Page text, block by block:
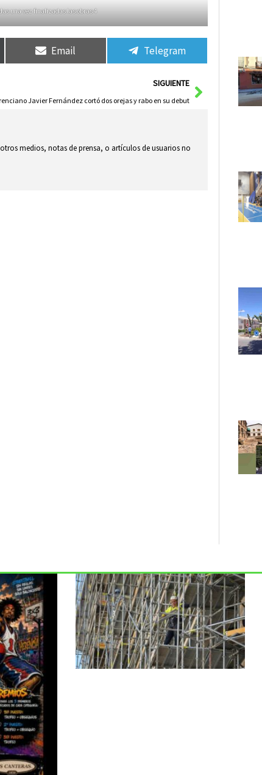
una vez finalizadas las obras 4
Email Telegram
SIGUIENTE
Javier Fernández cortó dos orejas y rabo en su debut
Siguiente
medios, notas de prensa, o artículos de usuarios no